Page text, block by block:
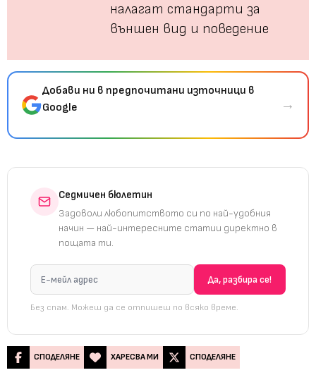
налагат стандарти за
външен вид и поведение
Добави ни в предпочитани източници в
Google
→
Седмичен бюлетин
Задоволи любопитството си по най-удобния
начин — най-интересните статии директно в
пощата ти.
Без спам. Можеш да се отпишеш по всяко време.
СПОДЕЛЯНЕ ХАРЕСВА МИ СПОДЕЛЯНЕ